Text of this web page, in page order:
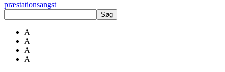
præstationsangst
A
A
A
A